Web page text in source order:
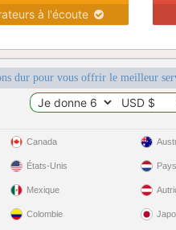
à l'écoute
dur pour vous offrir le meilleur
Canada
États-Unis
Mexique
Colombie